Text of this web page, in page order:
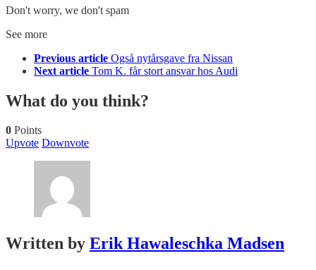
Don't worry, we don't spam
See more
Previous article Også nytårsgave fra Nissan
Next article Tom K. får stort ansvar hos Audi
What do you think?
0 Points
Upvote Downvote
Written by Erik Hawaleschka Madsen